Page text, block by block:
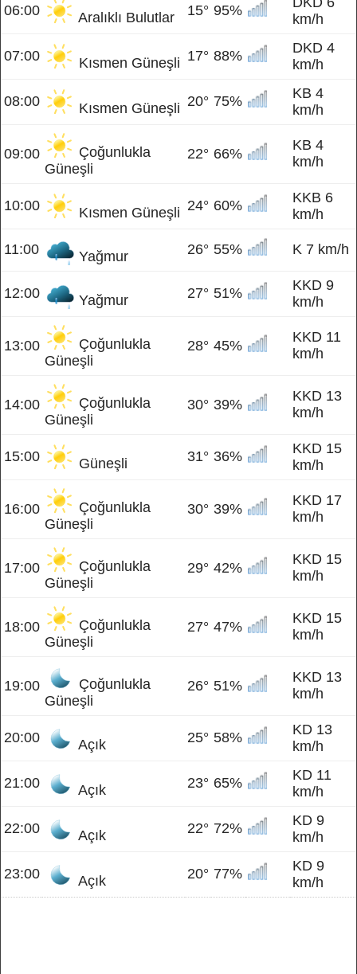
06:00 Aralıklı Bulutlar 15° 95%
km/h
07:00 Kısmen Güneşli 17° 88%
DKD 4
km/h
08:00 Kısmen Güneşli 20° 75%
KB 4
km/h
09:00
Çoğunlukla
Güneşli
22° 66%
KB 4
km/h
10:00 Kısmen Güneşli 24° 60%
KKB 6
km/h
11:00 Yağmur 26° 55% K 7 km/h
12:00 Yağmur 27° 51%
KKD 9
km/h
13:00
Çoğunlukla
Güneşli
28° 45%
KKD 11
km/h
14:00
Çoğunlukla
Güneşli
30° 39%
KKD 13
km/h
15:00 Güneşli 31° 36%
KKD 15
km/h
16:00
Çoğunlukla
Güneşli
30° 39%
KKD 17
km/h
17:00
Çoğunlukla
Güneşli
29° 42%
KKD 15
km/h
18:00
Çoğunlukla
Güneşli
27° 47%
KKD 15
km/h
19:00
Çoğunlukla
Güneşli
26° 51%
KKD 13
km/h
20:00 Açık 25° 58%
KD 13
km/h
21:00 Açık 23° 65%
KD 11
km/h
22:00 Açık 22° 72%
KD 9
km/h
23:00 Açık 20° 77%
KD 9
km/h